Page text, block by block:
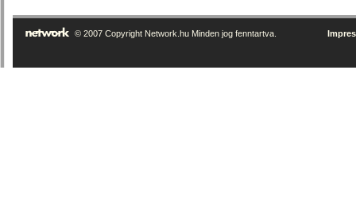
© 2007 Copyright Network.hu Minden jog fenntartva.